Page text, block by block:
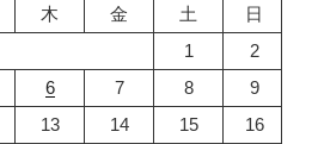
木 金 土
日
1
2
6 7 8
9
13 14 15
16